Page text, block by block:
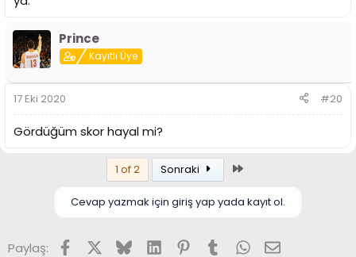
Prince
Kayıtlı Üye
17 Eki 2020 #20
Gördüğüm skor hayal mi?
1 of 2 Sonraki
Cevap yazmak için giriş yap yada kayıt ol.
Paylaş: FacebookX (Twitter)
BlueskyLinkedInPinterest
TumblrWhatsApp
E-posta